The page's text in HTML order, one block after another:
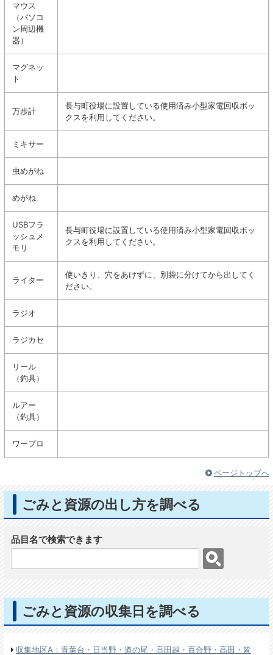
マウス
（パソコ
ン周辺機
器）
マグネッ
ト
万歩計
長与町役場に設置している使用済み小型家電回収ボッ
クスを利用してください。
ミキサー
虫めがね
めがね
USBフラ
ッシュメ
モリ
長与町役場に設置している使用済み小型家電回収ボッ
クスを利用してください。
ライター
使いきり、穴をあけずに、別袋に分けてから出してく
ださい。
ラジオ
ラジカセ
リール
（釣具）
ルアー
（釣具）
ワープロ
ページトップへ
ごみと資源の出し方を調べる
品目名で検索できます
ごみと資源の収集日を調べる
収集地区A：青葉台・日当野・道の尾・高田越・百合野・高田・皆